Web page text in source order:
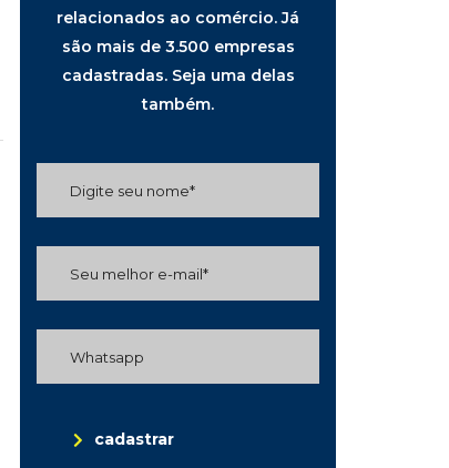
relacionados ao comércio. Já
são mais de 3.500 empresas
cadastradas. Seja uma delas
também.
cadastrar